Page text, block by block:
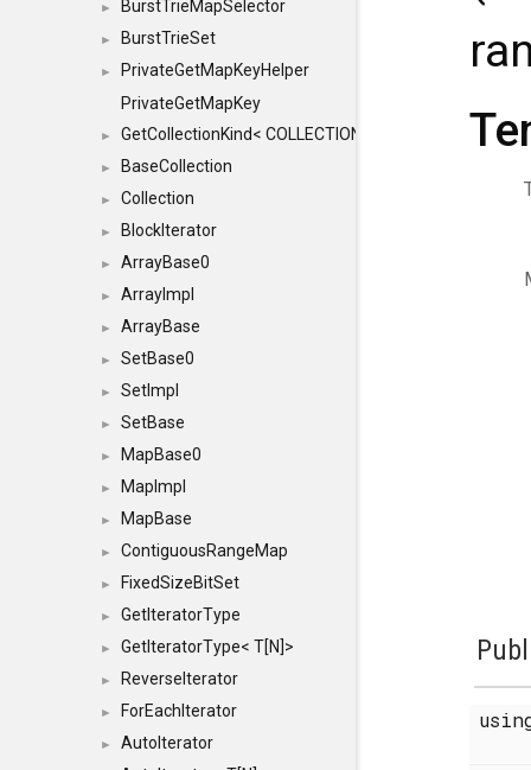
► BurstTrieMapSelector
► BurstTrieSet
►
PrivateGetMapKeyHelper
PrivateGetMapKey
► GetCollectionKind< COLLECTION, typename
► BaseCollection
► Collection
► BlockIterator
► ArrayBase0
► ArrayImpl
► ArrayBase
► SetBase0
► SetImpl
► SetBase
► MapBase0
► MapImpl
► MapBase
► ContiguousRangeMap
► FixedSizeBitSet
► GetIteratorType
► GetIteratorType< T[N]>
► ReverseIterator
► ForEachIterator
► AutoIterator